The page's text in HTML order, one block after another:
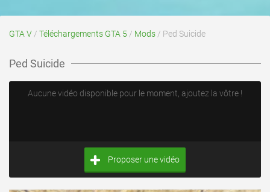
GTA V / Téléchargements GTA 5 / Mods / Ped Suicide
Ped Suicide
Aucune vidéo disponible pour le moment, ajoutez la vôtre !
Proposer une vidéo